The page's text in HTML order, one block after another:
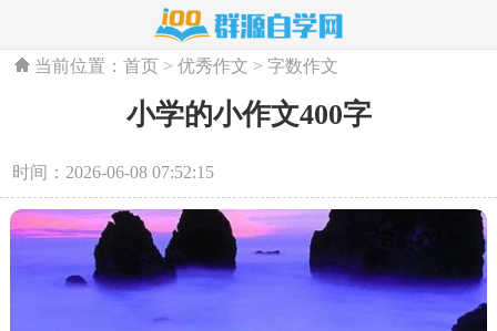
当前位置：首页 >优秀作文 >字数作文
小学的小作文400字
时间：2026-06-08 07:52:15